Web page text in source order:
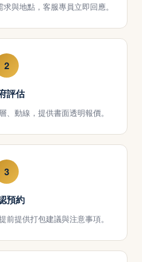
與地點，客服專員立即回應。
2
評估
動線，提供書面透明報價。
3
預約
提供打包建議與注意事項。